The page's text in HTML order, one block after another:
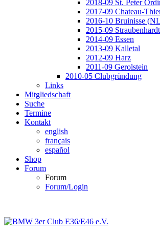
2018-09 St. Peter
2017-09 Chateau-
2016-10 Bruinisse
2015-09
2014-09 Essen
2013-09 Kalletal
2012-09 Harz
2011-09 Gerolstein
2010-05 Clubgründung
Links
Mitgliedschaft
Suche
Termine
Kontakt
english
français
español
Shop
Forum
Forum
Forum/Login